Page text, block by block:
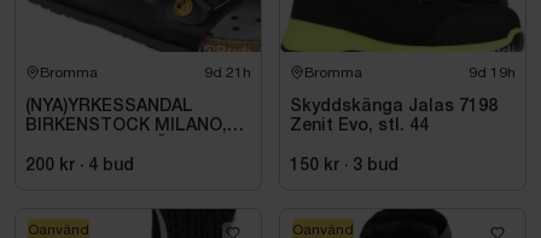
Bromma 9d 21h
(NYA)YRKESSANDAL
BIRKENSTOCK MILANO,
SVART. STL 42
200 kr · 4 bud
Bromma 9d 19h
Skyddskänga Jalas 7198
Zenit Evo, stl. 44
150 kr · 3 bud
Oanvänd Oanvänd